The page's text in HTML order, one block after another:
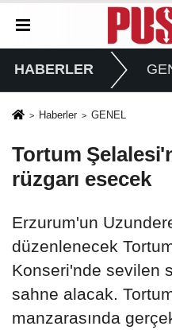
HABERLER
Haberler GENEL
Tortum
rüzgarı esecek
Erzurum'un
düzenlenecek
Konseri'nde sevilen
sahne alacak.
manzarasında